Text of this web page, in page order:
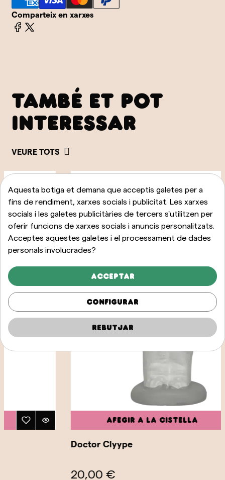
Comparteix en xarxes
TAMBÉ ET POT
INTERESSAR
VEURE TOTS
Afegir a la cistella
Doctor Clyype
Aquesta botiga et demana que acceptis galetes per a
fins de rendiment, xarxes socials i publicitat. Les xarxes
socials i les galetes publicitàries de tercers s'utilitzen per
oferir funcions de xarxes socials i anuncis personalitzats.
Acceptes aquestes galetes i el processament de dades
personals involucrades?
Acceptar
Configurar
Rebutjar